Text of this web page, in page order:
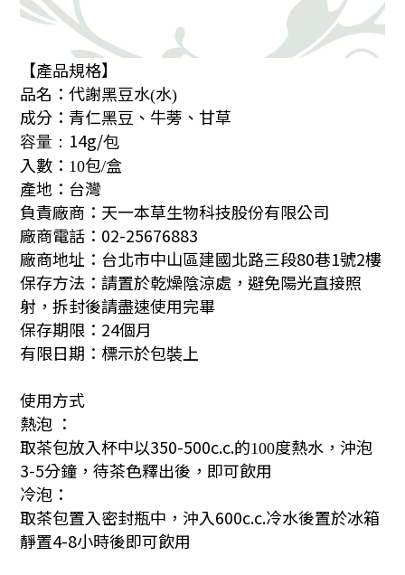
【產品規格】
品名：代謝黑豆水(水)
成分：青仁黑豆、牛蒡、甘草
容量： 14g/包
入數： 10包/盒
產地：台灣
負責廠商：天一本草生物科技股份有限公司
廠商電話：02-25676883
廠商地址：台北市中山區建國北路三段80巷1號2樓
保存方法：請置於乾燥陰涼處，避免陽光直接照
射，拆封後請盡速使用完畢
保存期限：24個月
有限日期：標示於包裝上
使用方式
熱泡 ：
取茶包放入杯中以350-500c.c.的100度熱水， 沖泡
3-5分鐘，待茶色釋出後，即可飲用
冷泡：
取茶包置入密封瓶中，沖入600c.c.冷水後置於冰箱
靜置4-8小時後即可飲用